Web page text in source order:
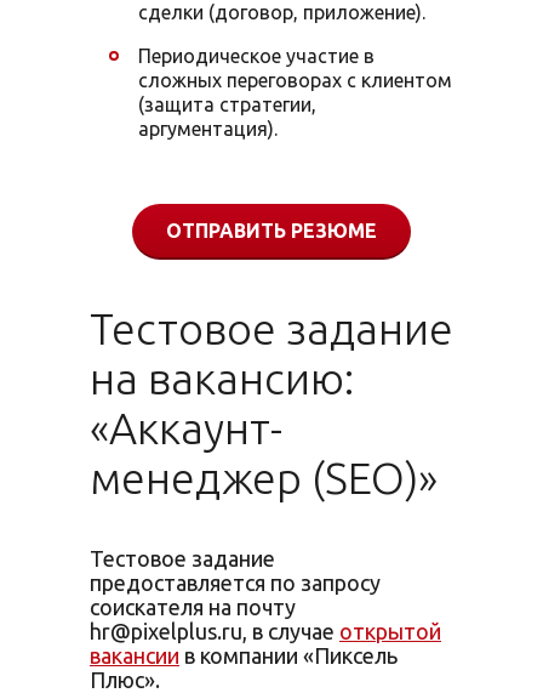
сделки (договор, приложение).
Периодическое участие в
сложных переговорах с клиентом
(защита стратегии,
аргументация).
ОТПРАВИТЬ РЕЗЮМЕ
Тестовое задание
на вакансию:
«Аккаунт-
менеджер (SEO)»
Тестовое задание
предоставляется по запросу
соискателя на почту
hr@pixelplus.ru, в случае открытой
вакансии в компании «Пиксель
Плюс».